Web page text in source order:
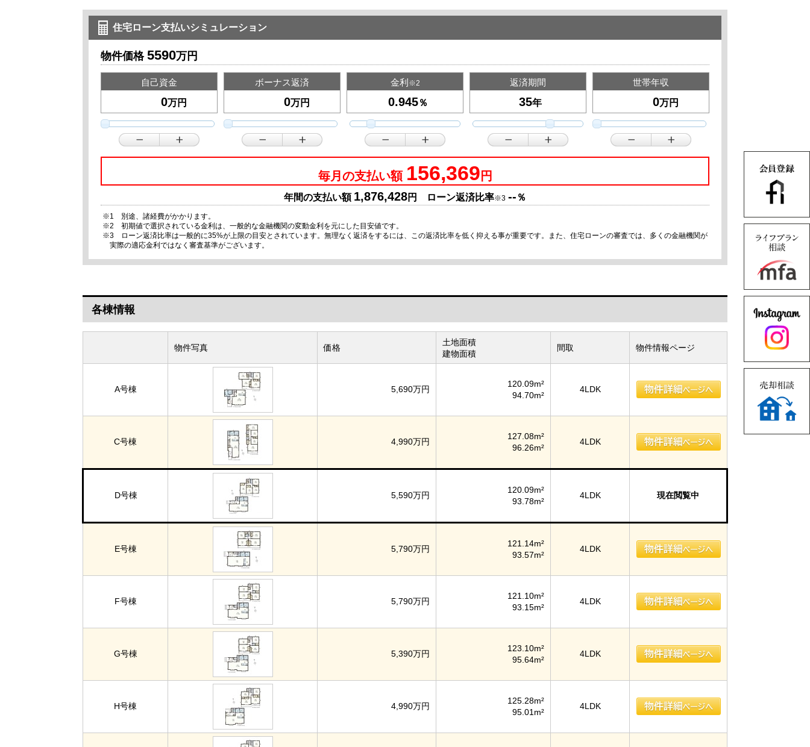
住宅ローン支払いシミュレーション
物件価格 5590万円
自己資金
万円
ボーナス返済
万円
金利 ※2
％
返済期間
年
世帯年収
万円
毎月の支払い額 156,369 円
年間の支払い額 1,876,428円 ローン返済比率※3 -- ％
※1 別途、諸経費がかかります。
※2 初期値で選択されている金利は、一般的な金融機関の変動金利を元にした目安値です。
※3 ローン返済比率は一般的に35%が上限の目安とされています。無理なく返済をするには、この返済比率を低く抑える事が重要です。また、住宅ローンの審査では、多くの金融機関が
実際の適応金利ではなく審査基準がございます。
各棟情報
物件写真 価格
土地面積
建物面積
間取 物件情報ページ
A号棟 5,690万円
120.09m²
94.70m²
4LDK
C号棟 4,990万円
127.08m²
96.26m²
4LDK
D号棟 5,590万円
120.09m²
93.78m²
4LDK 現在閲覧中
E号棟 5,790万円
121.14m²
93.57m²
4LDK
F号棟 5,790万円
121.10m²
93.15m²
4LDK
G号棟 5,390万円
123.10m²
95.64m²
4LDK
H号棟 4,990万円
125.28m²
95.01m²
4LDK